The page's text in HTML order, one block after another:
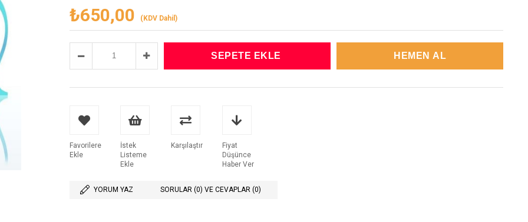
₺650,00 (KDV Dahil)
Favorilere
Ekle
İstek
Listeme
Ekle
Karşılaştır
Fiyat
Düşünce
Haber Ver
YORUM YAZ SORULAR (0) VE CEVAPLAR (0)